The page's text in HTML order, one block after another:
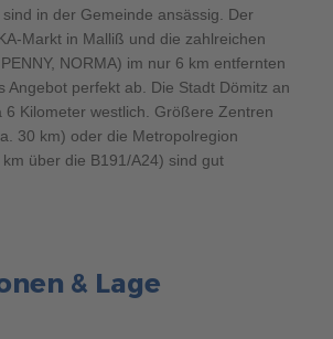
in der Gemeinde ansässig. Der
Markt in Malliß und die zahlreichen
NORMA) im nur 6 km entfernten
Angebot perfekt ab. Die Stadt Dömitz an
6 Kilometer westlich. Größere Zentren
30 km) oder die Metropolregion
über die B191/A24) sind gut
& Lage